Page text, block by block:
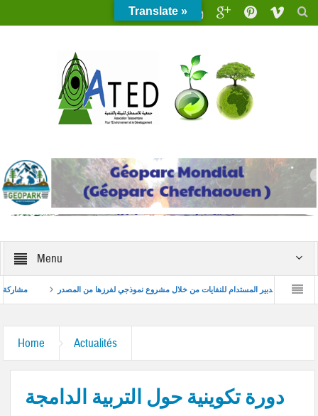
Menu
تعزيز التدبير المستدام للنفايات من خلال مشروع نموذجي لفرزها من البيئي للشباب
Home Actualités
دورة تكوينية حول التربية الدامجة
Translate »